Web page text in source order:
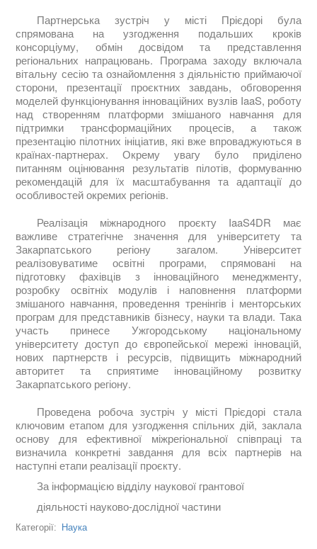
Партнерська зустріч у місті Прієдорі була
спрямована на узгодження подальших кроків
консорціуму, обмін досвідом та представлення
регіональних напрацювань. Програма заходу включала
вітальну сесію та ознайомлення з діяльністю приймаючої
сторони, презентації проєктних завдань, обговорення
моделей функціонування інноваційних вузлів IaaS, роботу
над створенням платформи змішаного навчання для
підтримки трансформаційних процесів, а також
презентацію пілотних ініціатив, які вже впроваджуються в
країнах-партнерах. Окрему увагу було приділено
питанням оцінювання результатів пілотів, формуванню
рекомендацій для їх масштабування та адаптації до
особливостей окремих регіонів.
Реалізація міжнародного проєкту IaaS4DR має
важливе стратегічне значення для університету та
Закарпатського регіону загалом. Університет
реалізовуватиме освітні програми, спрямовані на
підготовку фахівців з інноваційного менеджменту,
розробку освітніх модулів і наповнення платформи
змішаного навчання, проведення тренінгів і менторських
програм для представників бізнесу, науки та влади. Така
участь принесе Ужгородському національному
університету доступ до європейської мережі інновацій,
нових партнерств і ресурсів, підвищить міжнародний
авторитет та сприятиме інноваційному розвитку
Закарпатського регіону.
Проведена робоча зустріч у місті Прієдорі стала
ключовим етапом для узгодження спільних дій, заклала
основу для ефективної міжрегіональної співпраці та
визначила конкретні завдання для всіх партнерів на
наступні етапи реалізації проєкту.
За інформацією відділу наукової грантової
діяльності науково-дослідної частини
Категорії: Наука